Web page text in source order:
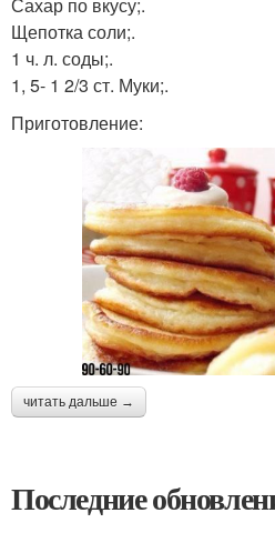
Щепотка соли;.
1 ч. л. соды;.
1, 5- 1 2/3 ст. Муки;.
Приготовление:
читать дальше →
Последние